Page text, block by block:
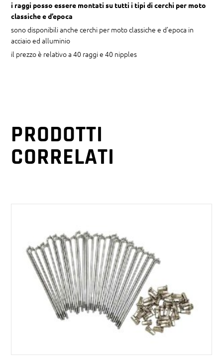
i raggi posso essere montati su tutti i tipi di cerchi per moto
classiche e d’epoca
sono disponibili anche cerchi per moto classiche e d’epoca in
acciaio ed alluminio
il prezzo è relativo a 40 raggi e 40 nipples
PRODOTTI
CORRELATI
AGGIUNGI AL CARRELLO